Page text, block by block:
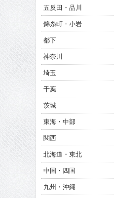
五反田・品川
錦糸町・小岩
都下
神奈川
埼玉
千葉
茨城
東海・中部
関西
北海道・東北
中国・四国
九州・沖縄